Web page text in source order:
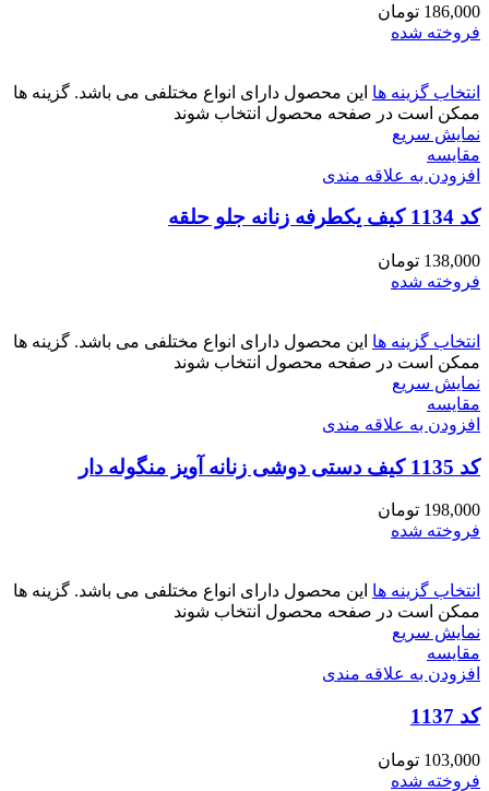
186,000 تومان
فروخته شده
انتخاب گزینه ها این محصول دارای انواع مختلفی می باشد. گزینه ها
ممکن است در صفحه محصول انتخاب شوند
نمایش سریع
مقايسه
افزودن به علاقه مندی
کد 1134 کیف یکطرفه زنانه جلو حلقه
138,000 تومان
فروخته شده
انتخاب گزینه ها این محصول دارای انواع مختلفی می باشد. گزینه ها
ممکن است در صفحه محصول انتخاب شوند
نمایش سریع
مقايسه
افزودن به علاقه مندی
کد 1135 کیف دستی دوشی زنانه آویز منگوله دار
198,000 تومان
فروخته شده
انتخاب گزینه ها این محصول دارای انواع مختلفی می باشد. گزینه ها
ممکن است در صفحه محصول انتخاب شوند
نمایش سریع
مقايسه
افزودن به علاقه مندی
کد 1137
103,000 تومان
فروخته شده